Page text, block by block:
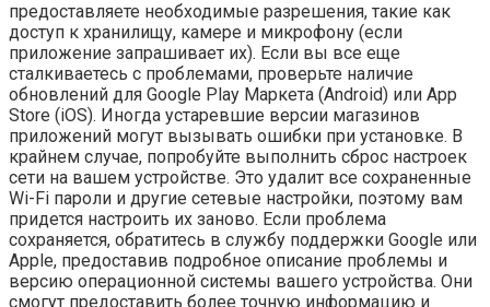
предоставляете необходимые разрешения, такие как
доступ к хранилищу, камере и микрофону (если
приложение запрашивает их). Если вы все еще
сталкиваетесь с проблемами, проверьте наличие
обновлений для Google Play Маркета (Android) или App
Store (iOS). Иногда устаревшие версии магазинов
приложений могут вызывать ошибки при установке. В
крайнем случае, попробуйте выполнить сброс настроек
сети на вашем устройстве. Это удалит все сохраненные
Wi-Fi пароли и другие сетевые настройки, поэтому вам
придется настроить их заново. Если проблема
сохраняется, обратитесь в службу поддержки Google или
Apple, предоставив подробное описание проблемы и
версию операционной системы вашего устройства. Они
смогут предоставить более точную информацию и